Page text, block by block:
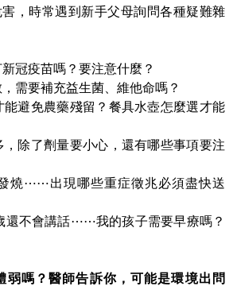
，時常遇到新手父母詢問各種疑難雜
冠疫苗嗎？要注意什麼？
需要補充益生菌、維他命嗎？
避免農藥殘留？餐具水壺怎麼選才能
除了劑量要小心，還有哪些事項要注
燒⋯⋯出現哪些重症徵兆必須盡快送
還不會講話⋯⋯我的孩子需要早療嗎？
嗎？醫師告訴你，可能是環境出問